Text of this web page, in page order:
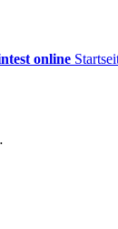
online